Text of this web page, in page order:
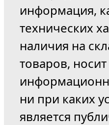
информация,
технических
наличия на
товаров, носит
ни при каких
является